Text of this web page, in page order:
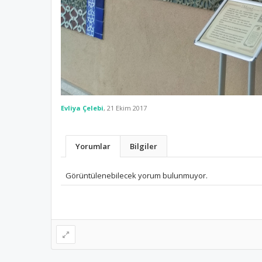
Evliya Çelebi, 21 Ekim 2017
Yorumlar Bilgiler
Görüntülenebilecek yorum bulunmuyor.